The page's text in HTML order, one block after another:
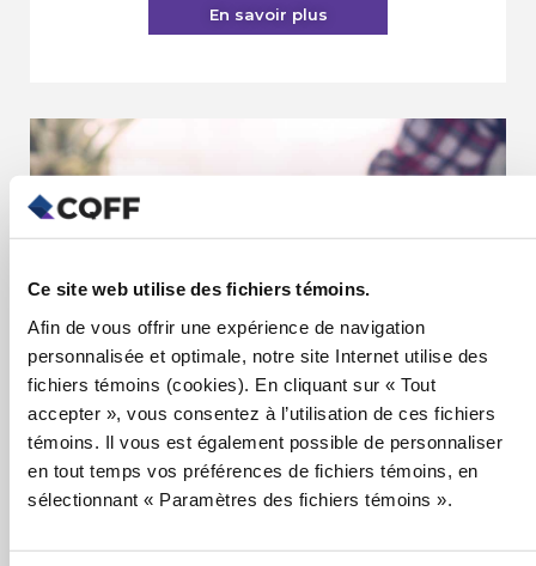
Ce site web utilise des fichiers témoins.
Afin de vous offrir une expérience de navigation
personnalisée et optimale, notre site Internet utilise des
fichiers témoins (cookies). En cliquant sur « Tout
accepter », vous consentez à l’utilisation de ces fichiers
témoins. Il vous est également possible de personnaliser
en tout temps vos préférences de fichiers témoins, en
sélectionnant « Paramètres des fichiers témoins ».
En savoir plus
TPS/TVH et TVQ : Immobilier